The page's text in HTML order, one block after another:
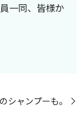
一同、皆様か
シャンプーも。